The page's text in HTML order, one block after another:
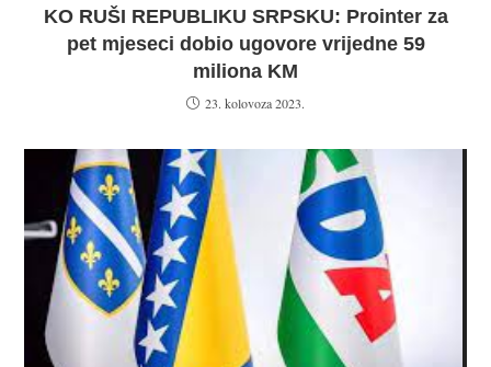
KO RUŠI REPUBLIKU SRPSKU: Prointer za
pet mjeseci dobio ugovore vrijedne 59
miliona KM
23. kolovoza 2023.